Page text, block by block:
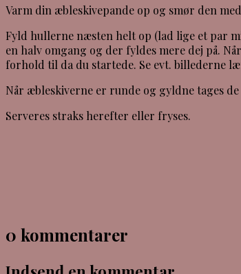
Varm din æbleskivepande op og smør den
Fyld hullerne næsten helt op (lad lige et par
en halv omgang og der fyldes mere dej på.
forhold til da du startede. Se evt. billederne
Når æbleskiverne er runde og gyldne tages
Serveres straks herefter eller fryses.
0 kommentarer